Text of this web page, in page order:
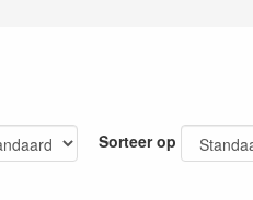
Sorteer op